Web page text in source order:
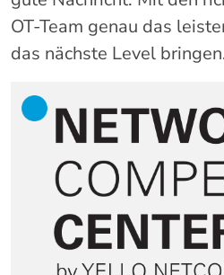
OT-Team genau das
das nächste Level